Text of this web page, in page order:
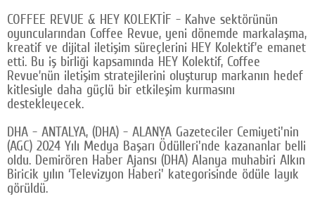
COFFEE REVUE & HEY KOLEKTİF - Kahve sektörünün
oyuncularından Coffee Revue, yeni dönemde markalaşma,
kreatif ve dijital iletişim süreçlerini HEY Kolektif’e emanet
etti. Bu iş birliği kapsamında HEY Kolektif, Coffee
Revue’nün iletişim stratejilerini oluşturup markanın hedef
kitlesiyle daha güçlü bir etkileşim kurmasını
destekleyecek.
DHA - ANTALYA, (DHA) - ALANYA Gazeteciler Cemiyeti'nin
(AGC) 2024 Yılı Medya Başarı Ödülleri'nde kazananlar belli
oldu. Demirören Haber Ajansı (DHA) Alanya muhabiri Alkın
Biricik yılın ‘Televizyon Haberi' kategorisinde ödüle layık
görüldü.